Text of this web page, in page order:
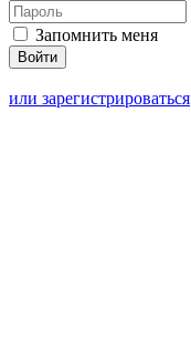
Запомнить меня
или зарегистрироваться